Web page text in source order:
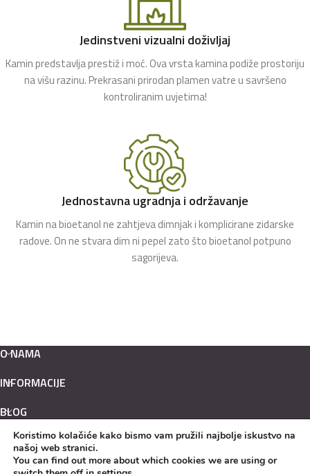
Jedinstveni vizualni doživljaj
Kamin predstavlja prestiž i moć. Ova vrsta kamina podiže prostoriju
na višu razinu. Prekrasani prirodan plamen vatre u savršeno
kontroliranim uvjetima!
Jednostavna ugradnja i održavanje
Kamin na bioetanol ne zahtjeva dimnjak i komplicirane zidarske
radove. On ne stvara dim ni pepel zato što bioetanol potpuno
sagorijeva.
O NAMA
INFORMACIJE
BLOG
Hrvatski
English
Koristimo kolačiće kako bismo vam pružili najbolje iskustvo na
našoj web stranici.
You can find out more about which cookies we are using or